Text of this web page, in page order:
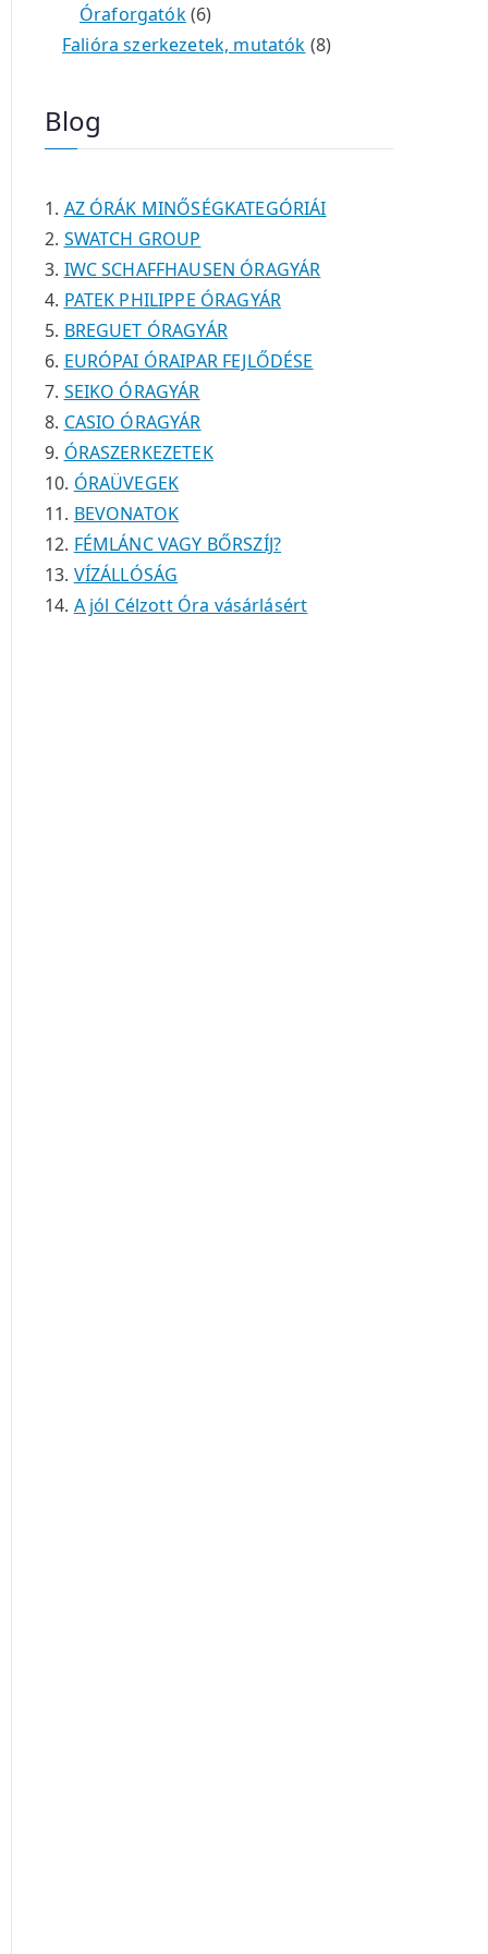
é
k
é
é
m
t
e
t
e
t
k
Óraforgatók 66
t
k
Falióra szerkezetek, mutatók 88
é
Blog
AZ ÓRÁK MINŐSÉGKATEGÓRIÁI
SWATCH GROUP
IWC SCHAFFHAUSEN ÓRAGYÁR
PATEK PHILIPPE ÓRAGYÁR
BREGUET ÓRAGYÁR
EURÓPAI ÓRAIPAR FEJLŐDÉSE
SEIKO ÓRAGYÁR
CASIO ÓRAGYÁR
ÓRASZERKEZETEK
ÓRAÜVEGEK
BEVONATOK
FÉMLÁNC VAGY BŐRSZÍJ?
VÍZÁLLÓSÁG
A jól Célzott Óra vásárlásért